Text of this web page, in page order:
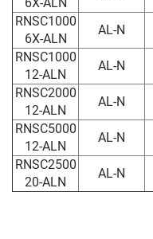
RNSC1000
6X-ALN
AL-N
RNSC1000
12-ALN
AL-N
RNSC2000
12-ALN
AL-N
RNSC5000
12-ALN
AL-N
RNSC2500
20-ALN
AL-N